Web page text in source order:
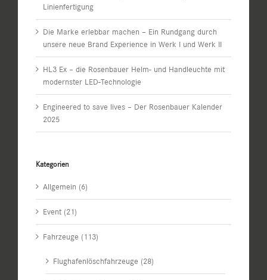
Linienfertigung
Die Marke erlebbar machen – Ein Rundgang durch
unsere neue Brand Experience in Werk I und Werk II
HL3 Ex – die Rosenbauer Helm- und Handleuchte mit
modernster LED-Technologie
Engineered to save lives – Der Rosenbauer Kalender
2025
Kategorien
Allgemein (6)
Event (21)
Fahrzeuge (113)
Flughafenlöschfahrzeuge (28)